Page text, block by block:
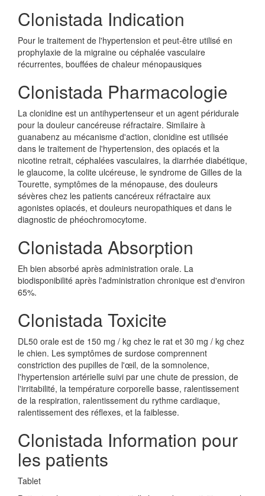
Clonistada Indication
Pour le traitement de l'hypertension et peut-être utilisé en
prophylaxie de la migraine ou céphalée vasculaire
récurrentes, bouffées de chaleur ménopausiques
Clonistada Pharmacologie
La clonidine est un antihypertenseur et un agent péridurale
pour la douleur cancéreuse réfractaire. Similaire à
guanabenz au mécanisme d'action, clonidine est utilisée
dans le traitement de l'hypertension, des opiacés et la
nicotine retrait, céphalées vasculaires, la diarrhée diabétique,
le glaucome, la colite ulcéreuse, le syndrome de Gilles de la
Tourette, symptômes de la ménopause, des douleurs
sévères chez les patients cancéreux réfractaire aux
agonistes opiacés, et douleurs neuropathiques et dans le
diagnostic de phéochromocytome.
Clonistada Absorption
Eh bien absorbé après administration orale. La
biodisponibilité après l'administration chronique est d'environ
65%.
Clonistada Toxicite
DL50 orale est de 150 mg / kg chez le rat et 30 mg / kg chez
le chien. Les symptômes de surdose comprennent
constriction des pupilles de l'œil, de la somnolence,
l'hypertension artérielle suivi par une chute de pression, de
l'irritabilité, la température corporelle basse, ralentissement
de la respiration, ralentissement du rythme cardiaque,
ralentissement des réflexes, et la faiblesse.
Clonistada Information pour
les patients
Tablet